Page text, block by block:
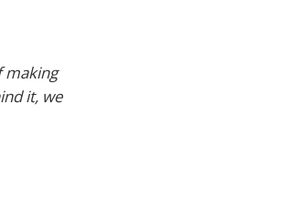
making
it, we